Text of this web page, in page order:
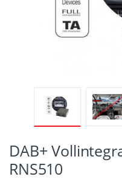
DAB+
RNS510